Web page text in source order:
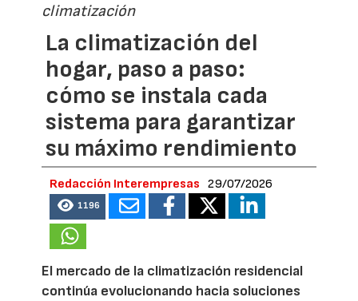
climatización
La climatización del
hogar, paso a paso:
cómo se instala cada
sistema para garantizar
su máximo rendimiento
Redacción Interempresas 29/07/2026
1196
El mercado de la climatización residencial
continúa evolucionando hacia soluciones